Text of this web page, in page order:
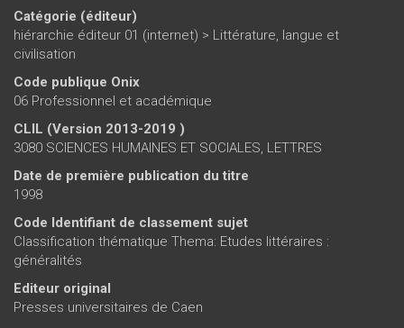
Catégorie (éditeur)
hiérarchie éditeur 01 (internet) > Littérature, langue et
civilisation
Code publique Onix
06 Professionnel et académique
CLIL (Version 2013-2019 )
3080 SCIENCES HUMAINES ET SOCIALES, LETTRES
Date de première publication du titre
1998
Code Identifiant de classement sujet
Classification thématique Thema: Etudes littéraires :
généralités
Editeur original
Presses universitaires de Caen